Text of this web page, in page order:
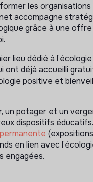
les
accompagne
grâce à une offre
lieu dédié à
ont déjà accueilli
positive et
un potager et un
dispositifs
en lien avec
engagées.